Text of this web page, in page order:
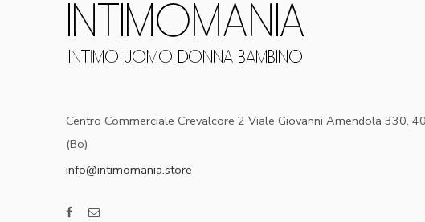
Centro Commerciale Crevalcore 2 Viale Giovanni Amendola 330,
(Bo)
info@intimomania.store